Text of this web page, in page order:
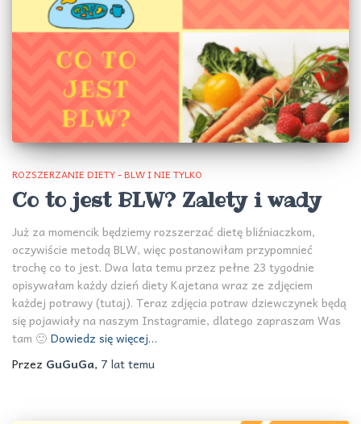
ROZSZERZANIE DIETY - BLW I NIE TYLKO
Co to jest BLW? Zalety i wady
Już za momencik będziemy rozszerzać dietę bliźniaczkom,
oczywiście metodą BLW, więc postanowiłam przypomnieć
trochę co to jest. Dwa lata temu przez pełne 23 tygodnie
opisywałam każdy dzień diety Kajetana wraz ze zdjęciem
każdej potrawy (tutaj). Teraz zdjęcia potraw dziewczynek będą
się pojawiały na naszym Instagramie, dlatego zapraszam Was
tam 🙂 Dowiedz się więcej…
Przez GuGuGa, 7 lattemu